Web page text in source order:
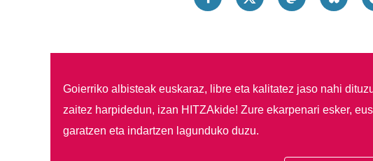
Goierriko albisteak euskaraz, libre eta kalitatez jaso nahi
zaitez harpidedun, izan HITZAkide! Zure ekarpenari esker,
garatzen eta indartzen lagunduko duzu.